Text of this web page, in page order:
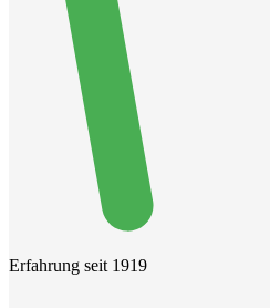
Erfahrung seit 1919